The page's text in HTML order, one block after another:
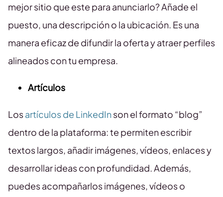
mejor sitio que este para anunciarlo? Añade el
puesto, una descripción o la ubicación. Es una
manera eficaz de difundir la oferta y atraer perfiles
alineados con tu empresa.
Artículos
Losartículos de LinkedInson el formato “blog”
dentro de la plataforma: te permiten escribir
textos largos, añadir imágenes, vídeos, enlaces y
desarrollar ideas con profundidad. Además,
puedes acompañarlos imágenes, vídeos o